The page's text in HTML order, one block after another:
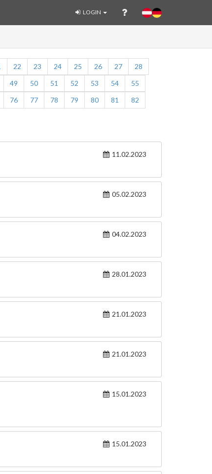
LOGIN
22 23 24 25 26 27
28
49 50 51 52 53 54
55
76 77 78 79 80 81
82
11.02.2023
05.02.2023
04.02.2023
28.01.2023
21.01.2023
21.01.2023
15.01.2023
15.01.2023